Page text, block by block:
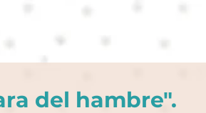
del hambre".